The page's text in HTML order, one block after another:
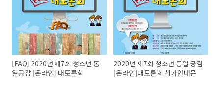
[FAQ] 2020년 제7회 청소년 통
일공감 [온라인] 대토론회
2020년 제7회 청소년 통일 공감
[온라인]대토론회 참가안내문